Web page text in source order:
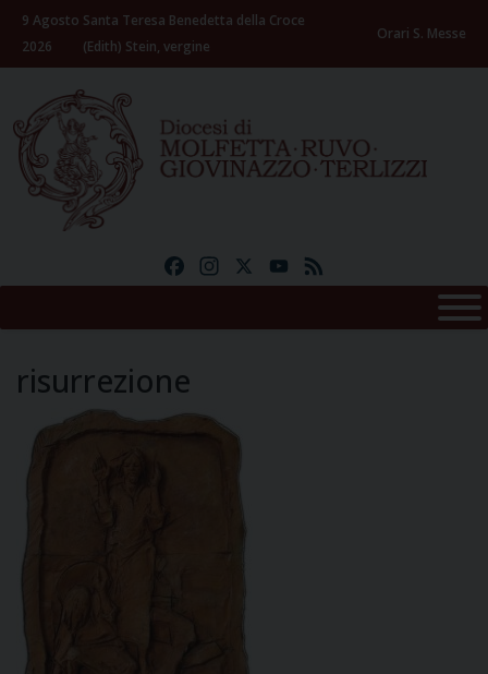
Skip
content
9 Agosto
2026
Santa Teresa Benedetta della Croce
(Edith) Stein, vergine
Orari S. Messe
FacebookInstagramYouTube
risurrezione